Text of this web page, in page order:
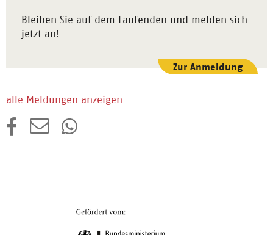
Bleiben Sie auf dem Laufenden und melden sich
jetzt an!
Zur Anmeldung
alle Meldungen anzeigen